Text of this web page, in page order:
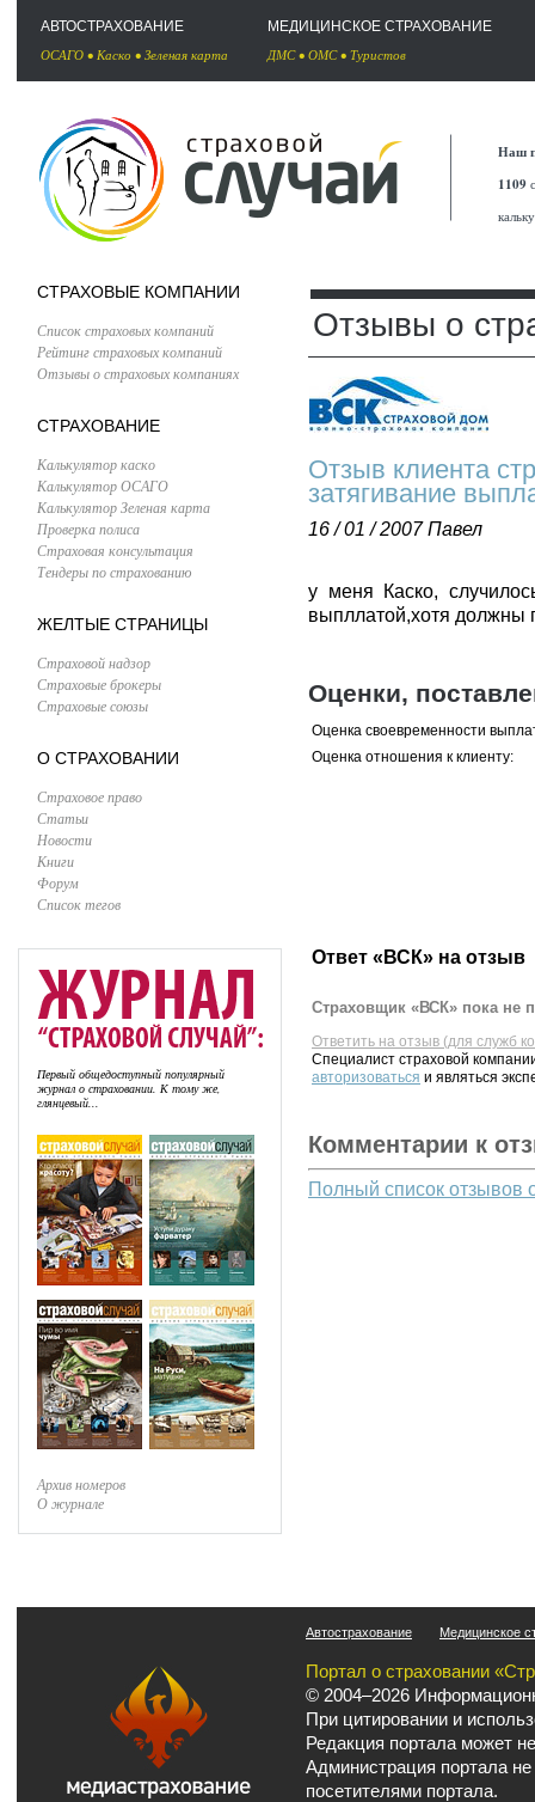
АВТОСТРАХОВАНИЕ
ОСАГО • Каско • Зеленая карта
МЕДИЦИНСКОЕ СТРАХОВАНИЕ
ДМС• ОМС• Туристов
Наш
1109
СТРАХОВЫЕ КОМПАНИИ
Список страховых компаний
Рейтинг страховых компаний
Отзывы о страховых компаниях
СТРАХОВАНИЕ
Калькулятор каско
Калькулятор ОСАГО
Калькулятор Зеленая карта
Проверка полиса
Страховая консультация
Тендеры по страхованию
ЖЕЛТЫЕ СТРАНИЦЫ
Страховой надзор
Страховые брокеры
Страховые союзы
О СТРАХОВАНИИ
Страховое право
Статьи
Новости
Книги
Форум
Список тегов
Первый общедоступный популярный
журнал о страховании. К тому же,
глянцевый...
Архив номеров
О журнале
Отзывы о
Отзыв клиента
затягивание
16 / 01 / 2007Павел
у меня Каско,
выпллатой,хотя должны
Оценки,
Оценка своевременности
Оценка отношения к клиенту:
Ответ «ВСК» на отзыв
Страховщик «ВСК» пока не
Ответить на отзыв (для служб
Специалист страховой
авторизоваться и являться
Комментарии к
Полный список отзывов
Автострахование Медицинское
Портал о страховании
© 2004–2026
При цитировании и
Редакция портала может
Администрация портала
посетителями портала.